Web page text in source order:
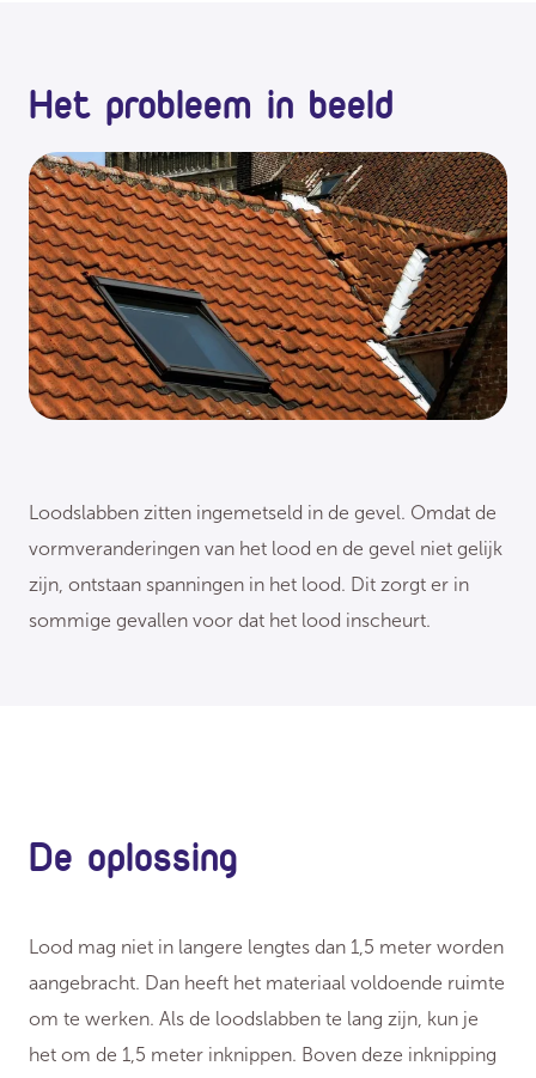
Het probleem in beeld
Loodslabben zitten ingemetseld in de gevel. Omdat de
vormveranderingen van het lood en de gevel niet gelijk
zijn, ontstaan spanningen in het lood. Dit zorgt er in
sommige gevallen voor dat het lood inscheurt.
De oplossing
Lood mag niet in langere lengtes dan 1,5 meter worden
aangebracht. Dan heeft het materiaal voldoende ruimte
om te werken. Als de loodslabben te lang zijn, kun je
het om de 1,5 meter inknippen. Boven deze inknipping